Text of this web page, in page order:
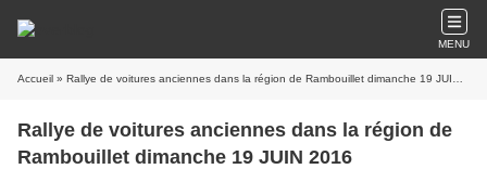
MENU
Accueil » Rallye de voitures anciennes dans la région de Rambouillet dimanche 19 JUIN 2016
Rallye de voitures anciennes dans la région de
Rambouillet dimanche 19 JUIN 2016